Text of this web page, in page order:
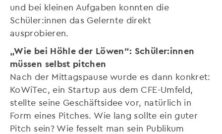
und bei kleinen Aufgaben konnten die
Schüler:innen das Gelernte direkt
ausprobieren.
„Wie bei Höhle der Löwen“: Schüler:innen
müssen selbst pitchen
Nach der Mittagspause wurde es dann konkret:
KoWiTec, ein Startup aus dem CFE-Umfeld,
stellte seine Geschäftsidee vor, natürlich in
Form eines Pitches. Wie lang sollte ein guter
Pitch sein? Wie fesselt man sein Publikum